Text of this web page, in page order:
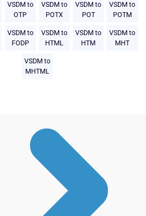
VSDM to
OTP
VSDM to
POTX
VSDM to
POT
VSDM to
POTM
VSDM to
FODP
VSDM to
HTML
VSDM to
HTM
VSDM to
MHT
VSDM to
MHTML